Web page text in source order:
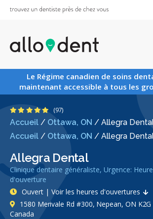
Le Régime canadien de soins
maintenant accessible à tous les
Accueil / Ottawa, ON / Allegra
Accueil / Ottawa, ON / Allegra
Allegra Dental
Clinique dentaire généraliste, Urgence:
d'ouverture
4.8 étoiles
(97)
Ouvert | Voir les heures d'ouvertures
1580 Merivale Rd #300, Nepean, ON K2G
Canada